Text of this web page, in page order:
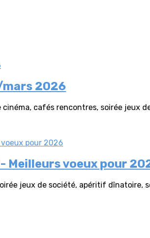
2026
cinéma, cafés rencontres, soirée jeux
Meilleurs voeux pour
jeux de société, apéritif dînatoire,